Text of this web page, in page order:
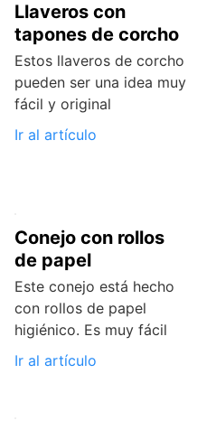
Llaveros con
tapones de corcho
Estos llaveros de corcho
pueden ser una idea muy
fácil y original
Ir al artículo
Conejo con rollos
de papel
Este conejo está hecho
con rollos de papel
higiénico. Es muy fácil
Ir al artículo